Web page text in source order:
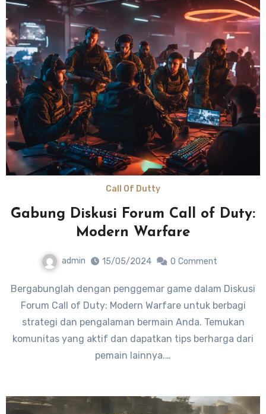
Call Of Dutty
Gabung Diskusi Forum Call of Duty:
Modern Warfare
admin 15/05/2024 0 Comment
Bergabunglah dengan penggemar game dalam Diskusi
Forum Call of Duty: Modern Warfare untuk berbagi
strategi dan pengalaman bermain Anda. Temukan
komunitas yang aktif dan dapatkan tips berharga dari
pemain lainnya.…